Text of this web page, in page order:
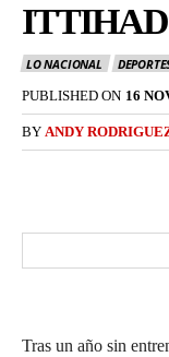
ITTIHAD
LO NACIONAL
PUBLISHED ON 16
BY ANDY
Tras un año sin